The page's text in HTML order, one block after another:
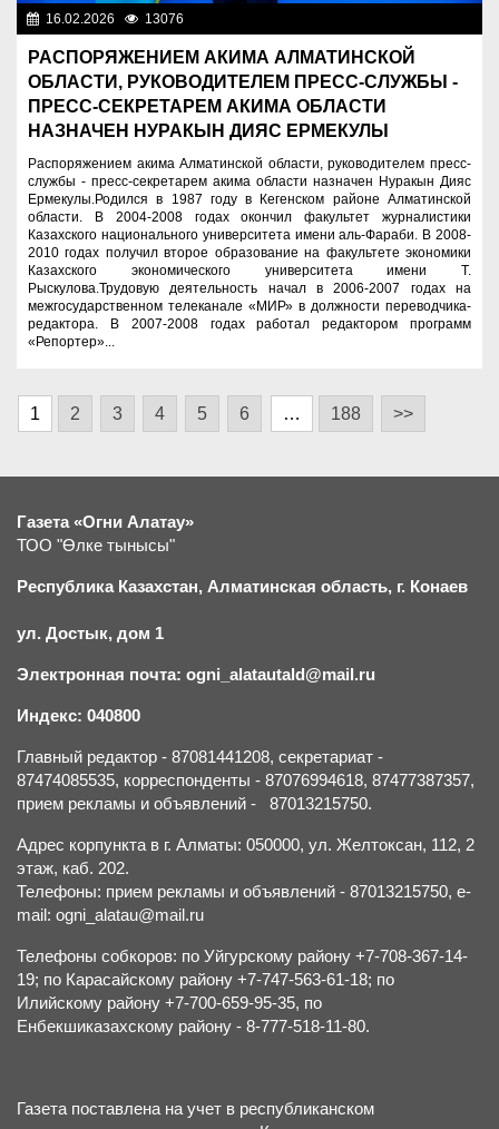
16.02.2026 13076
РАСПОРЯЖЕНИЕМ АКИМА АЛМАТИНСКОЙ
ОБЛАСТИ, РУКОВОДИТЕЛЕМ ПРЕСС-СЛУЖБЫ -
ПРЕСС-СЕКРЕТАРЕМ АКИМА ОБЛАСТИ
НАЗНАЧЕН НУРАКЫН ДИЯС ЕРМЕКУЛЫ
Распоряжением акима Алматинской области, руководителем пресс-
службы - пресс-секретарем акима области назначен Нуракын Дияс
Ермекулы.Родился в 1987 году в Кегенском районе Алматинской
области. В 2004-2008 годах окончил факультет журналистики
Казахского национального университета имени аль-Фараби. В 2008-
2010 годах получил второе образование на факультете экономики
Казахского экономического университета имени Т.
Рыскулова.Трудовую деятельность начал в 2006-2007 годах на
межгосударственном телеканале «МИР» в должности переводчика-
редактора. В 2007-2008 годах работал редактором программ
«Репортер»...
1 2 3 4 5 6 … 188 >>
Газета «Огни Алатау»
ТОО "Өлке тынысы"
Республика Казахстан, Алматинская область, г. Конаев
ул. Достык, дом 1
Электронная почта: ogni_alatautald@mail.ru
Индекс: 040800
Главный редактор - 87081441208, секретариат -
87474085535, корреспонденты - 87076994618, 87477387357,
прием рекламы и объявлений - 87013215750.
Адрес корпункта в г. Алматы: 050000, ул. Желтоксан, 112, 2
этаж, каб. 202.
Телефоны: прием рекламы и объявлений - 87013215750, e-
mail: ogni_alatau@mail.ru
Телефоны собкоров: по Уйгурскому району +7-708-367-14-
19; по Карасайскому району +7-747-563-61-18; по
Илийскому району +7-700-659-95-35, по
Енбекшиказахскому району - 8-777-518-11-80.
Газета поставлена на учет в республиканском